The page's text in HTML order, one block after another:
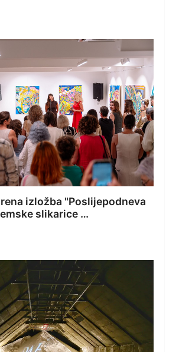
izložba "Poslijepodneva
slikarice …